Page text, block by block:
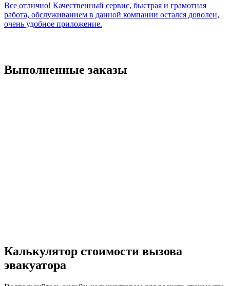
Все отлично! Качественный сервис, быстрая и грамотная
работа, обслуживанием в данной компании остался доволен,
очень удобное приложение.
Выполненные заказы
Калькулятор стоимости вызова
эвакуатора